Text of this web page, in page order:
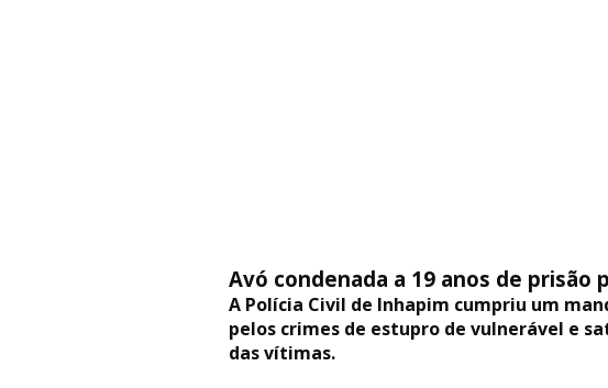
Avó condenada a 19 anos de
A Polícia Civil de Inhapim cumpriu um
pelos crimes de estupro de vulnerável e
das vítimas.